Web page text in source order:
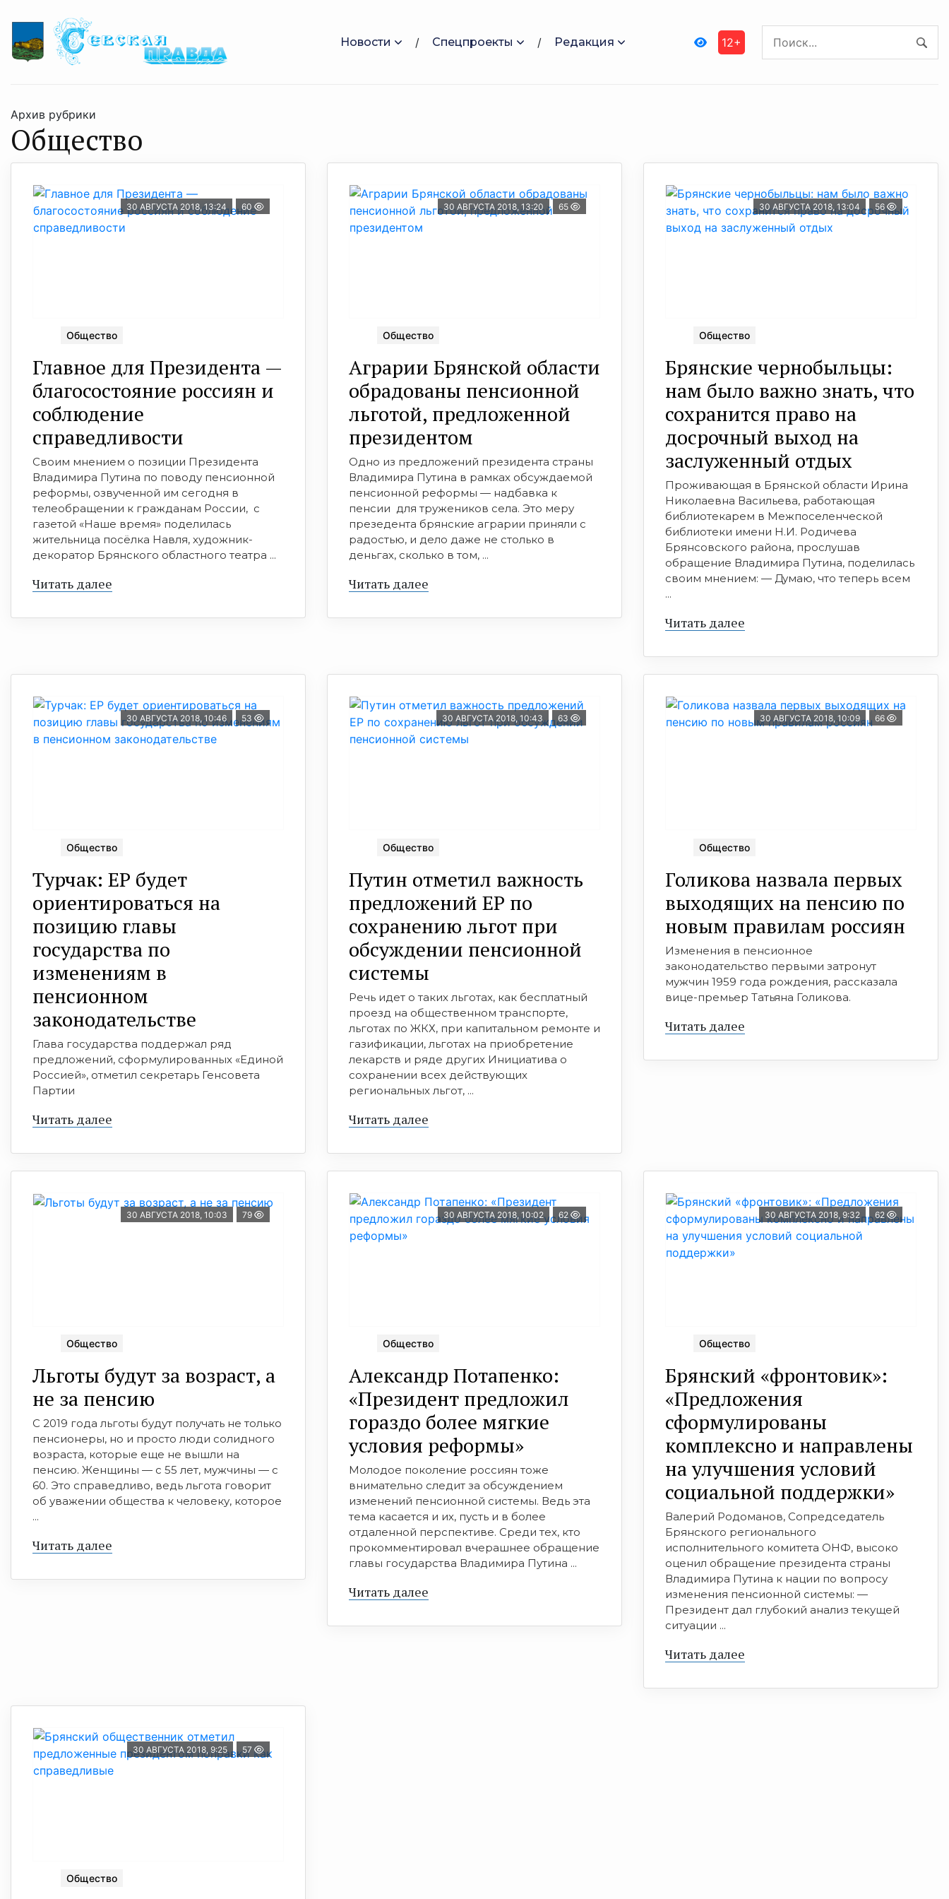
Новости Спецпроекты Редакция 12+
Архив рубрики
Общество
30 АВГУСТА 2018, 13:24 60
Общество
Главное для Президента —
благосостояние россиян и
соблюдение
справедливости
Своим мнением о позиции Президента
Владимира Путина по поводу пенсионной
реформы, озвученной им сегодня в
телеобращении к гражданам России, с
газетой «Наше время» поделилась
жительница посёлка Навля, художник-
декоратор Брянского областного театра ...
Читать далее
30 АВГУСТА 2018, 13:20 65
Общество
Аграрии Брянской области
обрадованы пенсионной
льготой, предложенной
президентом
Одно из предложений президента страны
Владимира Путина в рамках обсуждаемой
пенсионной реформы — надбавка к
пенсии для тружеников села. Это меру
презедента брянские аграрии приняли с
радостью, и дело даже не столько в
деньгах, сколько в том, ...
Читать далее
30 АВГУСТА 2018, 13:04 56
Общество
Брянские чернобыльцы:
нам было важно знать, что
сохранится право на
досрочный выход на
заслуженный отдых
Проживающая в Брянской области Ирина
Николаевна Васильева, работающая
библиотекарем в Межпоселенческой
библиотеки имени Н.И. Родичева
Брянсовского района, прослушав
обращение Владимира Путина, поделилась
своим мнением: — Думаю, что теперь всем
...
Читать далее
30 АВГУСТА 2018, 10:46 53
Общество
Турчак: ЕР будет
ориентироваться на
позицию главы
государства по
изменениям в
пенсионном
законодательстве
Глава государства поддержал ряд
предложений, сформулированных «Единой
Россией», отметил секретарь Генсовета
Партии
Читать далее
30 АВГУСТА 2018, 10:43 63
Общество
Путин отметил важность
предложений ЕР по
сохранению льгот при
обсуждении пенсионной
системы
Речь идет о таких льготах, как бесплатный
проезд на общественном транспорте,
льготах по ЖКХ, при капитальном ремонте и
газификации, льготах на приобретение
лекарств и ряде других Инициатива о
сохранении всех действующих
региональных льгот, ...
Читать далее
30 АВГУСТА 2018, 10:09 66
Общество
Голикова назвала первых
выходящих на пенсию по
новым правилам россиян
Изменения в пенсионное
законодательство первыми затронут
мужчин 1959 года рождения, рассказала
вице-премьер Татьяна Голикова.
Читать далее
30 АВГУСТА 2018, 10:03 79
Общество
Льготы будут за возраст, а
не за пенсию
С 2019 года льготы будут получать не только
пенсионеры, но и просто люди солидного
возраста, которые еще не вышли на
пенсию. Женщины — с 55 лет, мужчины — с
60. Это справедливо, ведь льгота говорит
об уважении общества к человеку, которое
...
Читать далее
30 АВГУСТА 2018, 10:02 62
Общество
Александр Потапенко:
«Президент предложил
гораздо более мягкие
условия реформы»
Молодое поколение россиян тоже
внимательно следит за обсуждением
изменений пенсионной системы. Ведь эта
тема касается и их, пусть и в более
отдаленной перспективе. Среди тех, кто
прокомментировал вчерашнее обращение
главы государства Владимира Путина ...
Читать далее
30 АВГУСТА 2018, 9:32 62
Общество
Брянский «фронтовик»:
«Предложения
сформулированы
комплексно и направлены
на улучшения условий
социальной поддержки»
Валерий Родоманов, Сопредседатель
Брянского регионального
исполнительного комитета ОНФ, высоко
оценил обращение президента страны
Владимира Путина к нации по вопросу
изменения пенсионной системы: —
Президент дал глубокий анализ текущей
ситуации ...
Читать далее
30 АВГУСТА 2018, 9:25 57
Общество